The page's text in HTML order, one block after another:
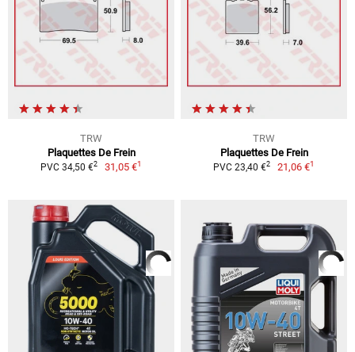
TRW
Plaquettes De Frein
PVC 34,50 €2 31,05 €1
TRW
Plaquettes De Frein
PVC 23,40 €2 21,06 €1